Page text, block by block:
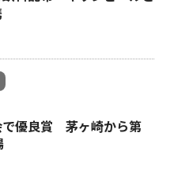
で優良賞 茅ヶ崎から第